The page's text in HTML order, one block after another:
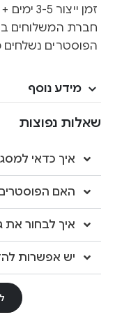
חברת המשלוחים
הפוסטרים נשלחים
מידע נוסף
שאלות נפוצות
איך כדאי
האם הפוסטרים
איך לבחור את
יש אפשרות